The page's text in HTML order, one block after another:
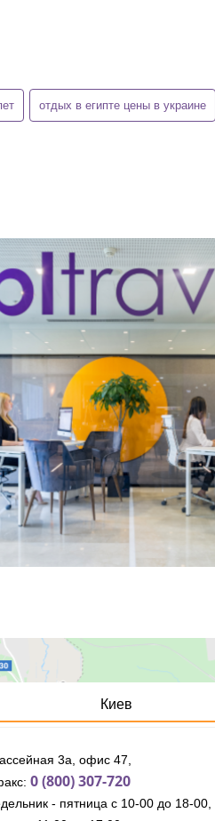
отдых в египте цены в украине
Киев
3а, офис 47,
0 (800) 307-720
- пятница с 10-00 до 18-00,